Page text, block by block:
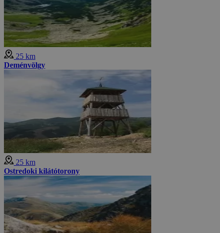
25 km
Deménvölgy
25 km
Ostredoki kilátótorony